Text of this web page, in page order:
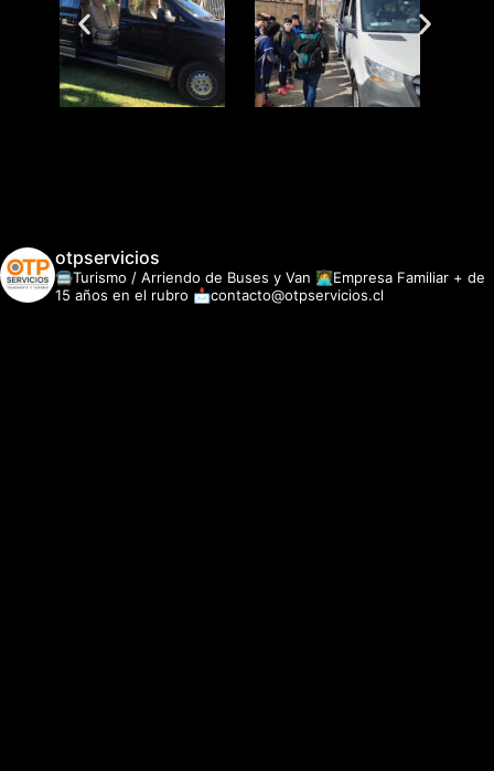
otpservicios
🚍Turismo / Arriendo de Buses y Van 👩‍💻Empresa Familiar + de
15 años en el rubro 📩contacto@otpservicios.cl